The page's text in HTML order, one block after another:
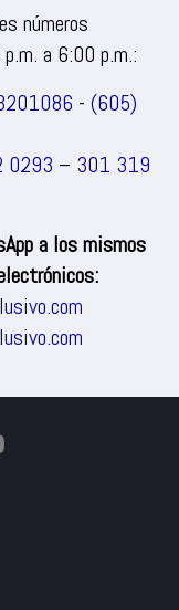
números
a 6:00 p.m.:
- (605)
0293 – 301 319
a los mismos